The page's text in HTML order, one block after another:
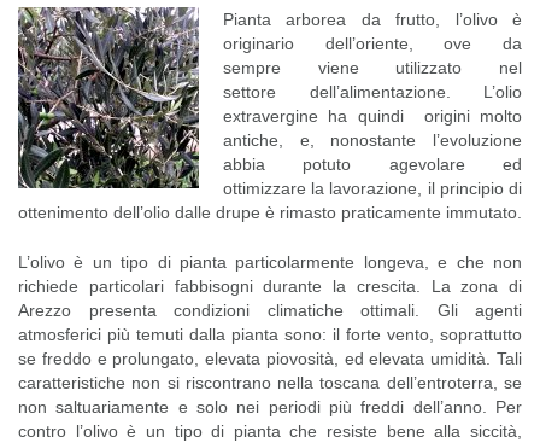
Pianta arborea da frutto, l’olivo è
originario dell’oriente, ove da
sempre viene utilizzato nel
settore dell’alimentazione. L’olio
extravergine ha quindi origini molto
antiche, e, nonostante l’evoluzione
abbia potuto agevolare ed
ottimizzare la lavorazione, il principio di
ottenimento dell’olio dalle drupe è rimasto praticamente immutato.
L’olivo è un tipo di pianta particolarmente longeva, e che non
richiede particolari fabbisogni durante la crescita. La zona di
Arezzo presenta condizioni climatiche ottimali. Gli agenti
atmosferici più temuti dalla pianta sono: il forte vento, soprattutto
se freddo e prolungato, elevata piovosità, ed elevata umidità. Tali
caratteristiche non si riscontrano nella toscana dell’entroterra, se
non saltuariamente e solo nei periodi più freddi dell’anno. Per
contro l’olivo è un tipo di pianta che resiste bene alla siccità,